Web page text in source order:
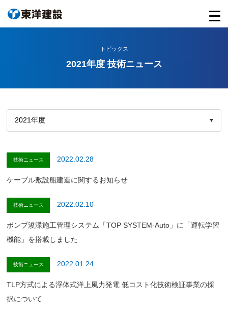
トピックス
2021年度 技術ニュース
技術ニュース 2022.02.28
ケーブル敷設船建造に関するお知らせ
技術ニュース 2022.02.10
ポンプ浚渫施工管理システム「TOP SYSTEM-Auto」に「運転学習
機能」を搭載しました
技術ニュース 2022.01.24
TLP方式による浮体式洋上風力発電 低コスト化技術検証事業の採
択について